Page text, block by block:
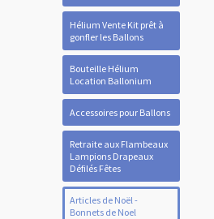
Hélium Vente Kit prêt à
gonfler les Ballons
Bouteille Hélium
Location Ballonium
Accessoires pour Ballons
Retraite aux Flambeaux
Lampions Drapeaux
Défilés Fêtes
Articles de Noël -
Bonnets de Noel